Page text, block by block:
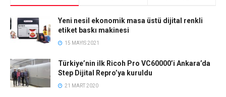
Yeni nesil ekonomik masa üstü dijital renkli
etiket baskı makinesi
15 MAYIS 2021
Türkiye’nin ilk Ricoh Pro VC60000’i Ankara’da
Step Dijital Repro’ya kuruldu
21 MART 2020